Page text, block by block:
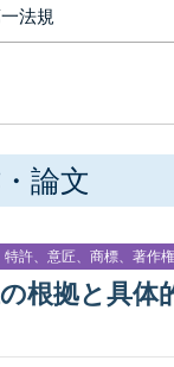
法規
論文
特許、意匠、商標、著作
根拠と具体